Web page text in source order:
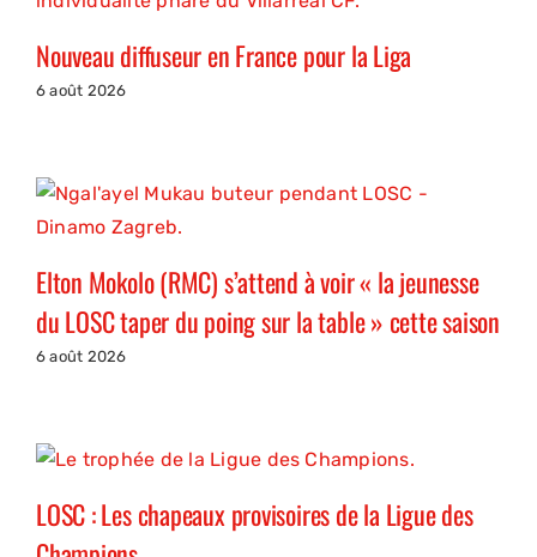
Nouveau diffuseur en France pour la Liga
6 août 2026
Elton Mokolo (RMC) s’attend à voir « la jeunesse
du LOSC taper du poing sur la table » cette saison
6 août 2026
LOSC : Les chapeaux provisoires de la Ligue des